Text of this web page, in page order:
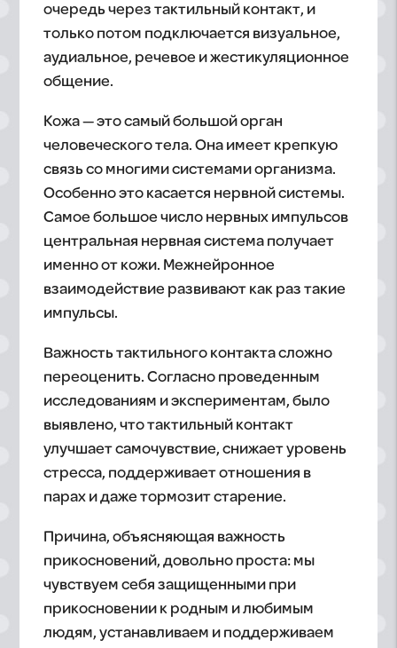
очередь через тактильный контакт, и
только потом подключается визуальное,
аудиальное, речевое и жестикуляционное
общение.
Кожа — это самый большой орган
человеческого тела. Она имеет крепкую
связь со многими системами организма.
Особенно это касается нервной системы.
Самое большое число нервных импульсов
центральная нервная система получает
именно от кожи. Межнейронное
взаимодействие развивают как раз такие
импульсы.
Важность тактильного контакта сложно
переоценить. Согласно проведенным
исследованиям и экспериментам, было
выявлено, что тактильный контакт
улучшает самочувствие, снижает уровень
стресса, поддерживает отношения в
парах и даже тормозит старение.
Причина, объясняющая важность
прикосновений, довольно проста: мы
чувствуем себя защищенными при
прикосновении к родным и любимым
людям, устанавливаем и поддерживаем